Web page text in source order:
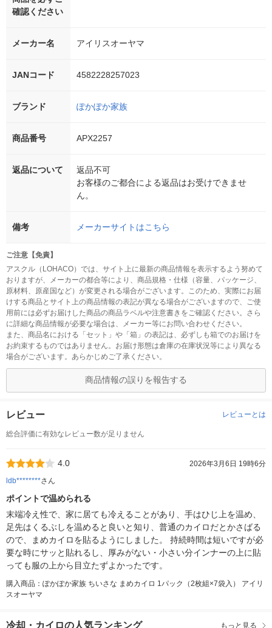
確認ください
メーカー名 アイリスオーヤマ
JANコード 4582228257023
ブランド ぽかぽか家族
商品番号 APX2257
返品について
返品不可
お客様のご都合による返品はお受けできませ
ん。
備考 メーカーサイトはこちら
ご注意【免責】
アスクル（LOHACO）では、サイト上に最新の商品情報を表示するよう努めて
おりますが、メーカーの都合等により、商品規格・仕様（容量、パッケージ、
原材料、原産国など）が変更される場合がございます。このため、実際にお届
けする商品とサイト上の商品情報の表記が異なる場合がございますので、ご使
用前には必ずお届けした商品の商品ラベルや注意書きをご確認ください。さら
に詳細な商品情報が必要な場合は、メーカー等にお問い合わせください。
また、商品名における「セット」や「箱」の表記は、必ずしも箱でのお届けを
お約束するものではありません。お届け形態は倉庫の在庫状況等により異なる
場合がございます。あらかじめご了承ください。
商品情報の誤りを報告する
レビュー レビューとは
総合評価に有効なレビュー数が足りません
4.0
2026年3月6日 19時6分
ldb********さん
ポイントで温められる
末端冷え性で、家に居ても冷えることがあり、手はひじ上を温め、
足先はくるぶしを温めると良いと知り、普通のカイロだとかさばる
ので、まめカイロを貼るようにしました。 持続時間は短いですが必
要な時にサッと貼れるし、厚みがない・小さい分インナーの上に貼
っても服の上から目立たずよかったです。
購入商品：ぽかぽか家族 ちいさな まめカイロ 1パック（2枚組×7袋入） アイリ
スオーヤマ
冷却・カイロの人気ランキング もっと見る